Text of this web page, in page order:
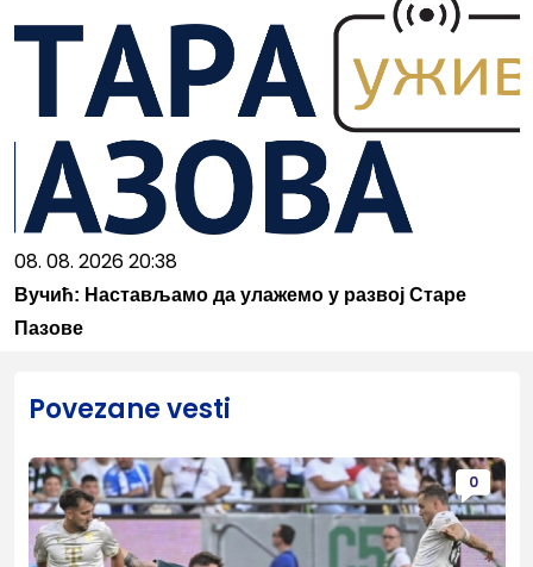
08. 08. 2026 20:38
Вучић: Настављамо да улажемо у развој Старе
Пазове
Povezane vesti
0